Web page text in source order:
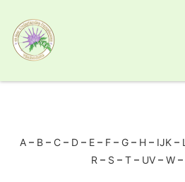
A– B– C– D– E– F– G– H– IJK– L
R – S – T– UV– W–